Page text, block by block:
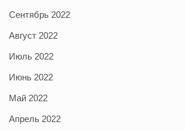
Сентябрь 2022
Август 2022
Июль 2022
Июнь 2022
Май 2022
Апрель 2022